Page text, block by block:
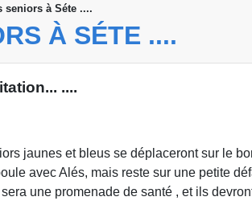
seniors à Séte ....
À SÉTE ....
....
jaunes et bleus se déplaceront sur le
avec Alés, mais reste sur une petite
une promenade de santé , et ils